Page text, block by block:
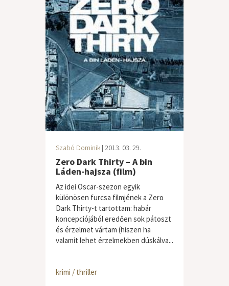
Szabó Dominik | 2013. 03. 29.
Zero Dark Thirty – A bin
Láden-hajsza (film)
Az idei Oscar-szezon egyik
különösen furcsa filmjének a Zero
Dark Thirty-t tartottam: habár
koncepciójából eredően sok pátoszt
és érzelmet vártam (hiszen ha
valamit lehet érzelmekben dúskálva...
krimi / thriller